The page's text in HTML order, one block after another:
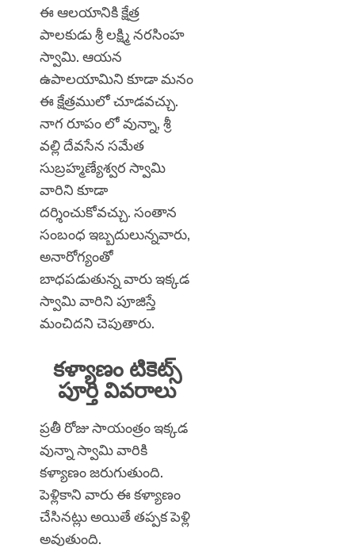
ఈ ఆలయానికి క్షేత్ర
పాలకుడు శ్రీ లక్ష్మి నరసింహ
స్వామి. ఆయన
ఉపాలయామిని కూడా మనం
ఈ క్షేత్రములో చూడవచ్చు.
నాగ రూపం లో వున్నా, శ్రీ
వల్లి దేవసేన సమేత
సుబ్రహ్మణ్యేశ్వర స్వామి
వారిని కూడా
దర్శించుకోవచ్చు. సంతాన
సంబంధ ఇబ్బదులున్నవారు,
అనారోగ్యంతో
బాధపడుతున్న వారు ఇక్కడ
స్వామి వారిని పూజిస్తే
మంచిదని చెపుతారు.
కళ్యాణం టికెట్స్
పూర్తి వివరాలు
ప్రతీ రోజు సాయంత్రం ఇక్కడ
వున్నా స్వామి వారికి
కళ్యాణం జరుగుతుంది.
పెళ్లికాని వారు ఈ కళ్యాణం
చేసినట్లు అయితే తప్పక పెళ్లి
అవుతుంది.